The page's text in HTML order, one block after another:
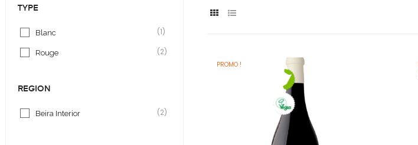
TYPE
Blanc (1)
Rouge (2)
REGION
Beira Interior (2)
PROMO !